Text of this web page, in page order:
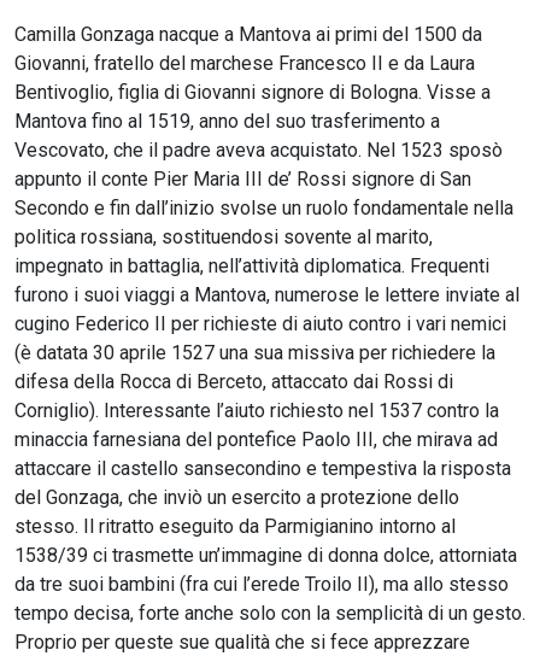
Camilla Gonzaga nacque a Mantova ai primi del 1500 da
Giovanni, fratello del marchese Francesco II e da Laura
Bentivoglio, figlia di Giovanni signore di Bologna. Visse a
Mantova fino al 1519, anno del suo trasferimento a
Vescovato, che il padre aveva acquistato. Nel 1523 sposò
appunto il conte Pier Maria III de’ Rossi signore di San
Secondo e fin dall’inizio svolse un ruolo fondamentale nella
politica rossiana, sostituendosi sovente al marito,
impegnato in battaglia, nell’attività diplomatica. Frequenti
furono i suoi viaggi a Mantova, numerose le lettere inviate al
cugino Federico II per richieste di aiuto contro i vari nemici
(è datata 30 aprile 1527 una sua missiva per richiedere la
difesa della Rocca di Berceto, attaccato dai Rossi di
Corniglio). Interessante l’aiuto richiesto nel 1537 contro la
minaccia farnesiana del pontefice Paolo III, che mirava ad
attaccare il castello sansecondino e tempestiva la risposta
del Gonzaga, che inviò un esercito a protezione dello
stesso. Il ritratto eseguito da Parmigianino intorno al
1538/39 ci trasmette un’immagine di donna dolce, attorniata
da tre suoi bambini (fra cui l’erede Troilo II), ma allo stesso
tempo decisa, forte anche solo con la semplicità di un gesto.
Proprio per queste sue qualità che si fece apprezzare